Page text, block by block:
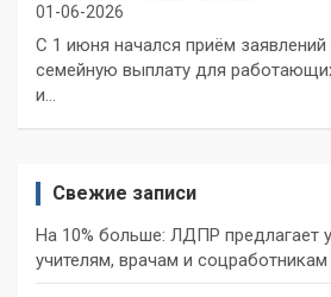
01-06-2026
С 1 июня начался приём
семейную выплату для
и…
Свежие записи
На 10% больше: ЛДПР предлагает
учителям, врачам и соцработникам